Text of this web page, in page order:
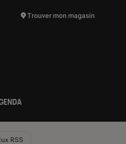
vont vous être proposées
Trouver mon magasin
RSS